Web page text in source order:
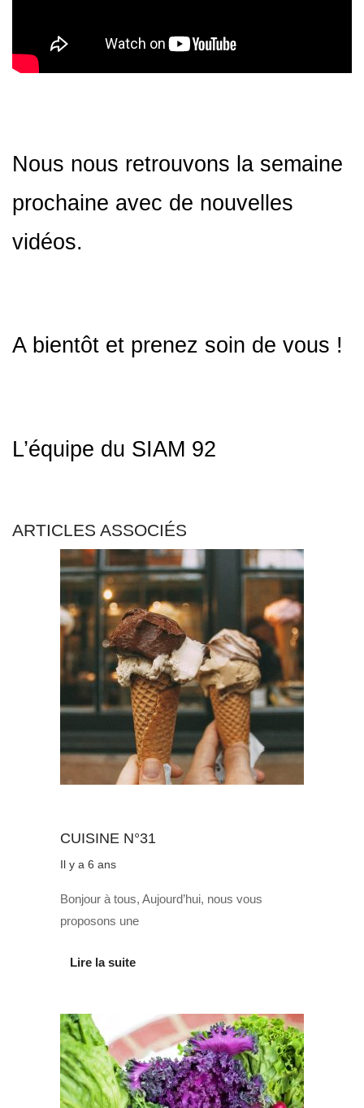
Nous nous retrouvons la semaine
prochaine avec de nouvelles
vidéos.
A bientôt et prenez soin de vous !
L’équipe du SIAM 92
ARTICLES ASSOCIÉS
CUISINE N°31
Il y a 6 ans
Bonjour à tous, Aujourd’hui, nous vous
proposons une
Lire la suite